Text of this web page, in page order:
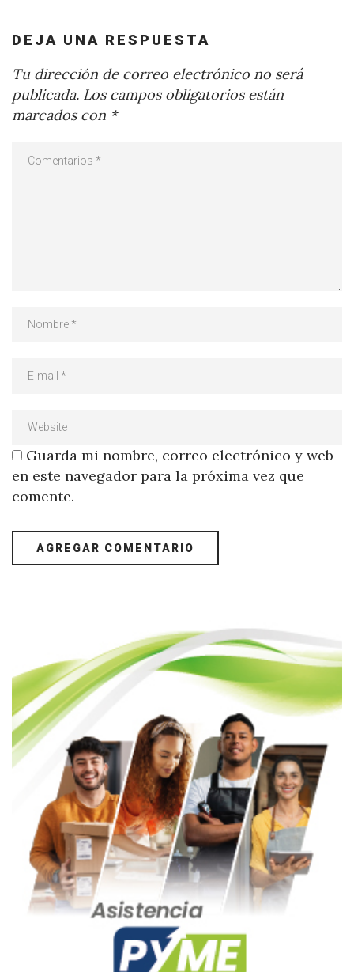
DEJA UNA RESPUESTA
Tu dirección de correo electrónico no será
publicada. Los campos obligatorios están
marcados con *
Guarda mi nombre, correo electrónico y web
en este navegador para la próxima vez que
comente.